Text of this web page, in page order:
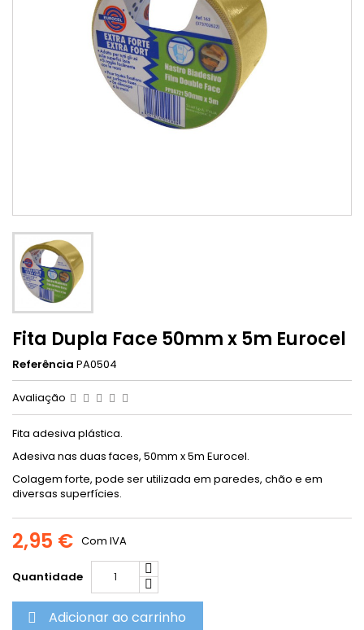
Fita Dupla Face 50mm x 5m Eurocel
Referência PA0504
Avaliação
Fita adesiva plástica.
Adesiva nas duas faces, 50mm x 5m Eurocel.
Colagem forte, pode ser utilizada em paredes, chão e em
diversas superfícies.
2,95 € Com IVA
Quantidade
 Adicionar ao carrinho